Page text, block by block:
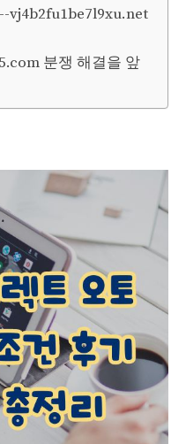
vj4b2fu1be7l9xu.net
분쟁 해결을 앞